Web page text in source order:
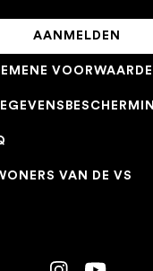
AANMELDEN
VAN DE VS